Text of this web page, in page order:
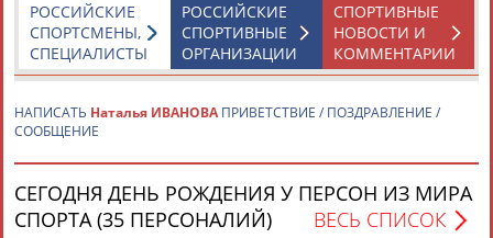
Каримжан
Аделя
Андрей
Герман
СПОРТИВНЫЕ
НОВОСТИ И
КОММЕНТАРИИ
РОССИЙСКИЕ
СПОРТИВНЫЕ
ОРГАНИЗАЦИИ
РОССИЙСКИЕ
СПОРТСМЕНЫ,
СПЕЦИАЛИСТЫ
НАПИСАТЬ Наталья ИВАНОВА ПРИВЕТСТВИЕ / ПОЗДРАВЛЕНИЕ /
СООБЩЕНИЕ
СЕГОДНЯ ДЕНЬ РОЖДЕНИЯ У ПЕРСОН ИЗ МИРА
СПОРТА (35 ПЕРСОНАЛИЙ)
ВЕСЬ СПИСОК